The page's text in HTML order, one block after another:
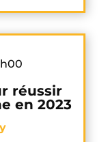
réussir
en 2023